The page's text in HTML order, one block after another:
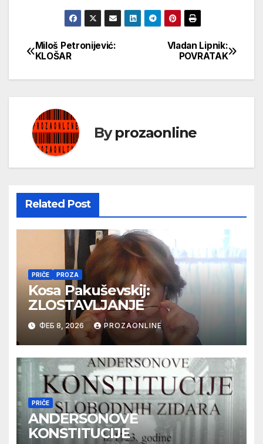
Кретање
чланка
Vladan Lipnik:
POVRATAK
Miloš Petronijević:
KLOŠAR
Byprozaonline
Related Post
PRIČE PROZA
Kosa Pakuševskij:
ZLOSTAVLJANJE
ФЕБ 8, 2026 PROZAONLINE
PRIČE
ANDERSONOVE
KONSTITUCIJE